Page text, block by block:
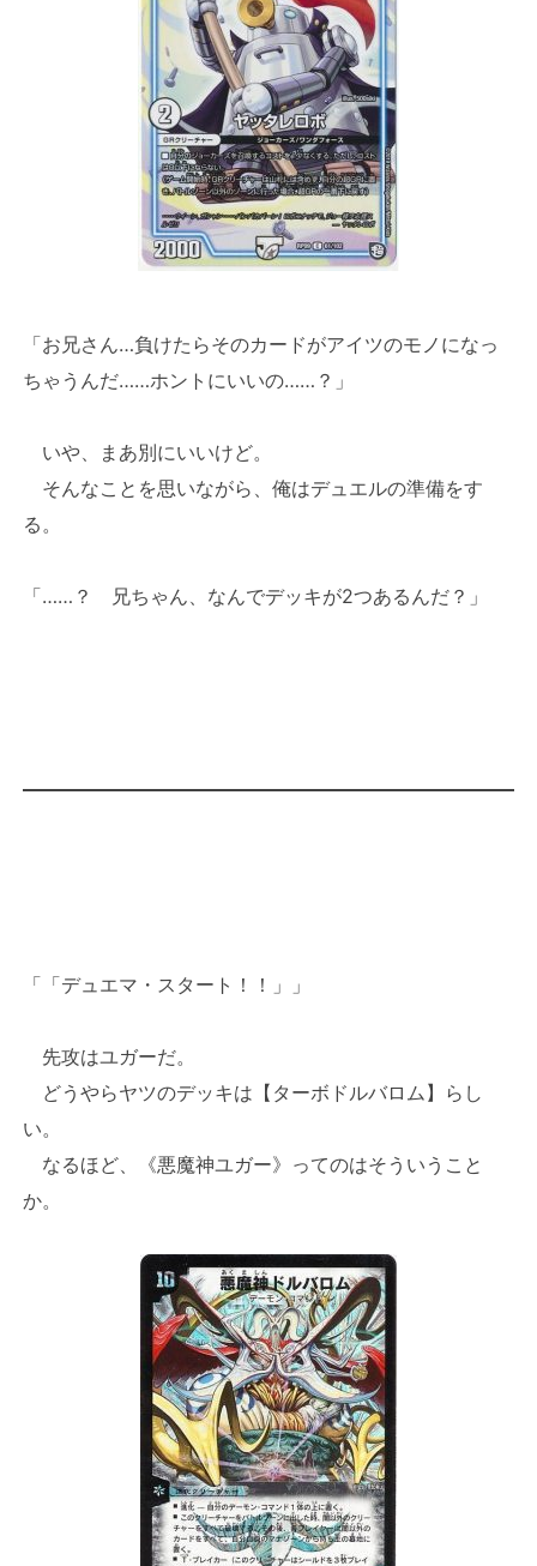
「お兄さん…負けたらそのカードがアイツのモノになっ
ちゃうんだ……ホントにいいの……？」
いや、まあ別にいいけど。
そんなことを思いながら、俺はデュエルの準備をす
る。
「……？ 兄ちゃん、なんでデッキが2つあるんだ？」
「「デュエマ・スタート！！」」
先攻はユガーだ。
どうやらヤツのデッキは【ターボドルバロム】らし
い。
なるほど、《悪魔神ユガー》ってのはそういうこと
か。